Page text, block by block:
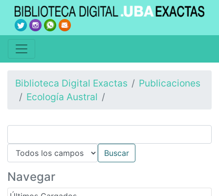
Biblioteca Digital Exactas
Publicaciones
Ecología Austral
Navegar